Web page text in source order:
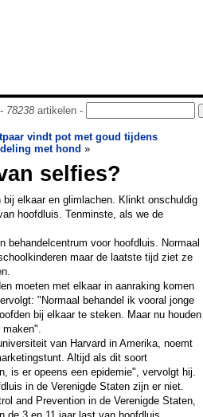
78238artikelen -
vindt pot met goud tijdens
met hond »
selfies?
elkaar en glimlachen. Klinkt onschuldig
hoofdluis. Tenminste, als we de
voor hoofdluis. Normaal
maar de laatste tijd ziet ze
moeten met elkaar in aanraking komen
"Normaal behandel ik vooral jonge
bij elkaar te steken. Maar nu houden
maken".
van Harvard in Amerika, noemt
Altijd als dit soort
is er opeens een epidemie", vervolgt hij.
in de Verenigde Staten zijn er niet.
and Prevention in de Verenigde Staten,